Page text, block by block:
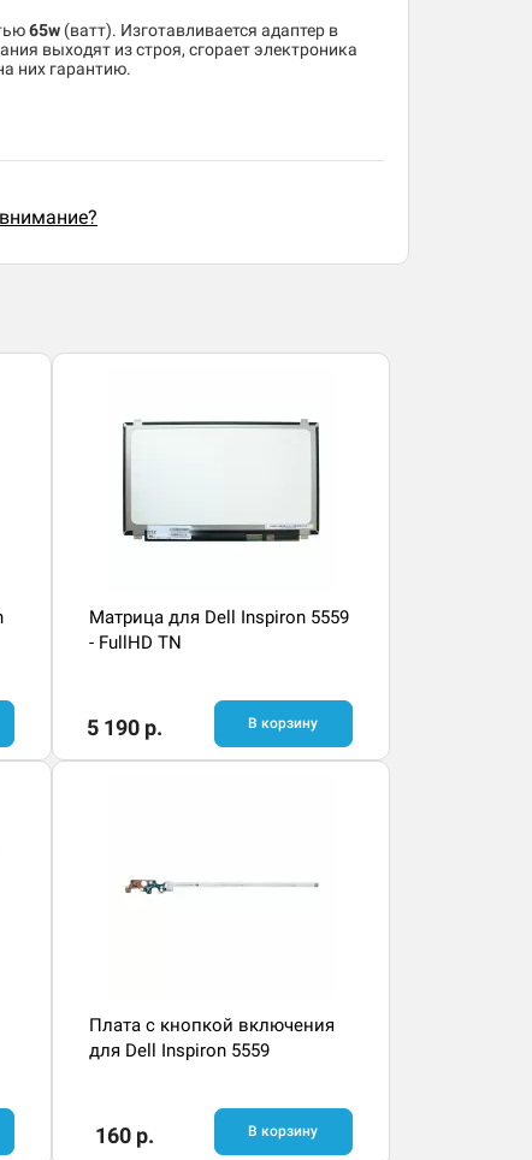
65w (ватт). Изготавливается адаптер в
выходят из строя, сгорает электроника
них гарантию.
Матрица для Dell Inspiron 5559
- FullHD TN
5 190 р. В корзину
Плата с кнопкой включения
для Dell Inspiron 5559
160 р. В корзину